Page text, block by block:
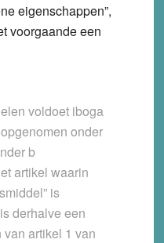
eigenschappen”,
voorgaande een
voldoet iboga
onder
b
artikel waarin
is
derhalve een
artikel 1 van